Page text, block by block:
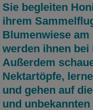
Sie begleiten
ihrem
Blumenwiese am
werden ihnen
Außerdem
Nektartöpfe,
und gehen auf
und unbekannten